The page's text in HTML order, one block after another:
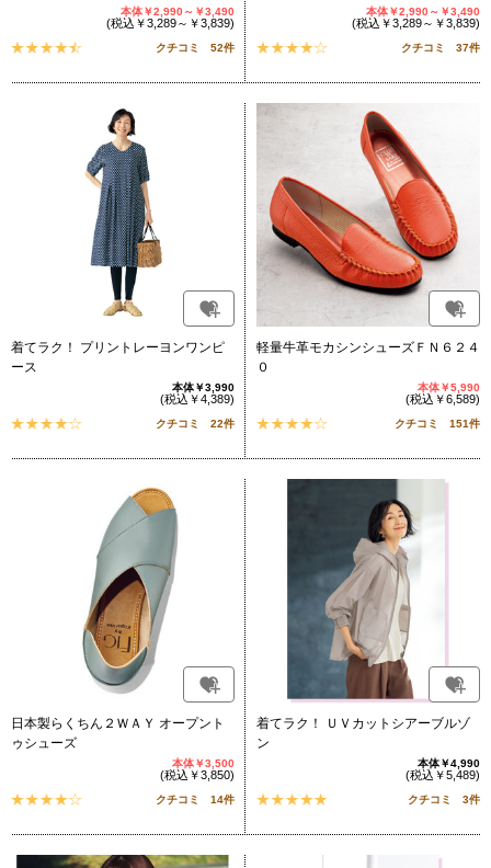
本体￥2,990～￥3,490
(税込￥3,289～￥3,839)
クチコミ 52件
本体￥2,990～￥3,490
(税込￥3,289～￥3,839)
クチコミ 37件
着てラク！ プリントレーヨンワンピ
ース
本体￥3,990
(税込￥4,389)
クチコミ 22件
軽量牛革モカシンシューズＦＮ６２４
０
本体￥5,990
(税込￥6,589)
クチコミ 151件
日本製らくちん２ＷＡＹ オープント
ゥシューズ
本体￥3,500
(税込￥3,850)
クチコミ 14件
着てラク！ ＵＶカットシアーブルゾ
ン
本体￥4,990
(税込￥5,489)
クチコミ 3件